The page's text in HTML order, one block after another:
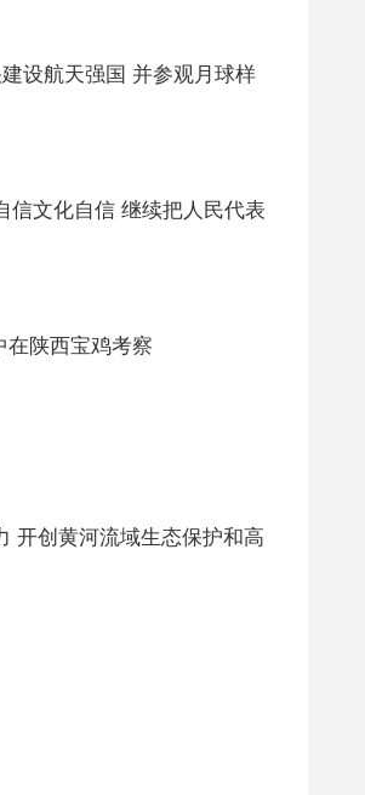
设航天强国 并参观月球样
信文化自信 继续把人民代表
陕西宝鸡考察
开创黄河流域生态保护和高